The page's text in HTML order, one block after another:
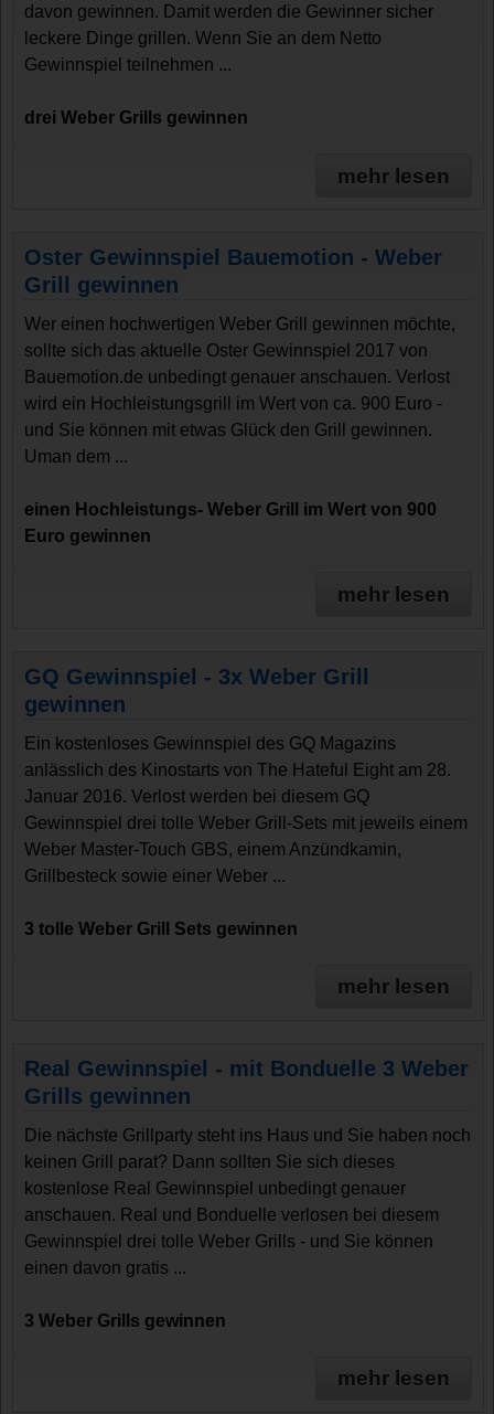
davon gewinnen. Damit werden die Gewinner sicher
leckere Dinge grillen. Wenn Sie an dem Netto
Gewinnspiel teilnehmen ...
drei Weber Grills gewinnen
mehr lesen
Oster Gewinnspiel Bauemotion - Weber
Grill gewinnen
Wer einen hochwertigen Weber Grill gewinnen möchte,
sollte sich das aktuelle Oster Gewinnspiel 2017 von
Bauemotion.de unbedingt genauer anschauen. Verlost
wird ein Hochleistungsgrill im Wert von ca. 900 Euro -
und Sie können mit etwas Glück den Grill gewinnen.
Uman dem ...
einen Hochleistungs- Weber Grill im Wert von 900
Euro gewinnen
mehr lesen
GQ Gewinnspiel - 3x Weber Grill
gewinnen
Ein kostenloses Gewinnspiel des GQ Magazins
anlässlich des Kinostarts von The Hateful Eight am 28.
Januar 2016. Verlost werden bei diesem GQ
Gewinnspiel drei tolle Weber Grill-Sets mit jeweils einem
Weber Master-Touch GBS, einem Anzündkamin,
Grillbesteck sowie einer Weber ...
3 tolle Weber Grill Sets gewinnen
mehr lesen
Real Gewinnspiel - mit Bonduelle 3 Weber
Grills gewinnen
Die nächste Grillparty steht ins Haus und Sie haben noch
keinen Grill parat? Dann sollten Sie sich dieses
kostenlose Real Gewinnspiel unbedingt genauer
anschauen. Real und Bonduelle verlosen bei diesem
Gewinnspiel drei tolle Weber Grills - und Sie können
einen davon gratis ...
3 Weber Grills gewinnen
mehr lesen